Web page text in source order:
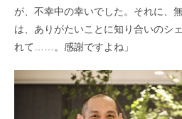
が、不幸中の幸いでした。それに、
は、ありがたいことに知り合いのシ
れて……。感謝ですよね」